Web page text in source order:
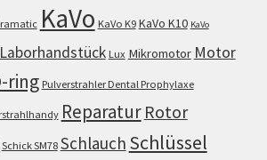
KaVo KaVo K9 KaVo K10 KaVo
Laborhandstück Lux Mikromotor Motor
ring Pulverstrahler Dental Prophylaxe
Reparatur Rotor
Schick SM78 Schlauch Schlüssel